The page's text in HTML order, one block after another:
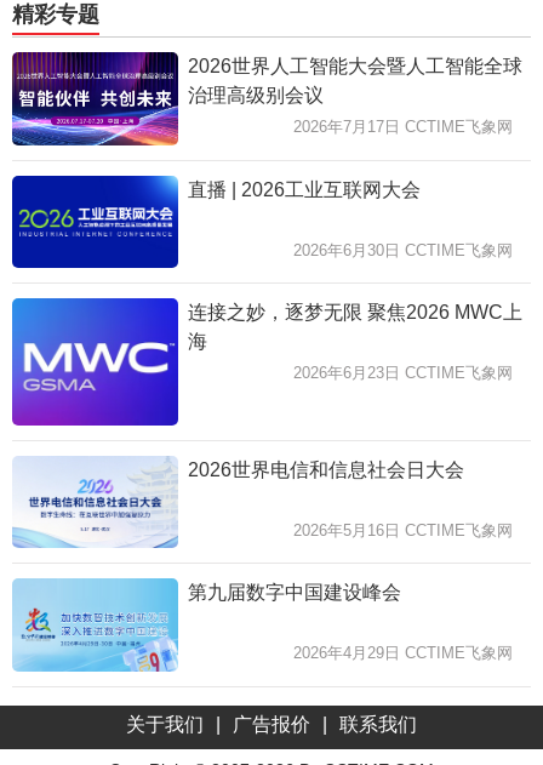
精彩专题
2026世界人工智能大会暨人工智能全球
治理高级别会议
2026年7月17日 CCTIME飞象网
直播 | 2026工业互联网大会
2026年6月30日 CCTIME飞象网
连接之妙，逐梦无限 聚焦2026 MWC上
海
2026年6月23日 CCTIME飞象网
2026世界电信和信息社会日大会
2026年5月16日 CCTIME飞象网
第九届数字中国建设峰会
2026年4月29日 CCTIME飞象网
关于我们 广告报价 联系我们